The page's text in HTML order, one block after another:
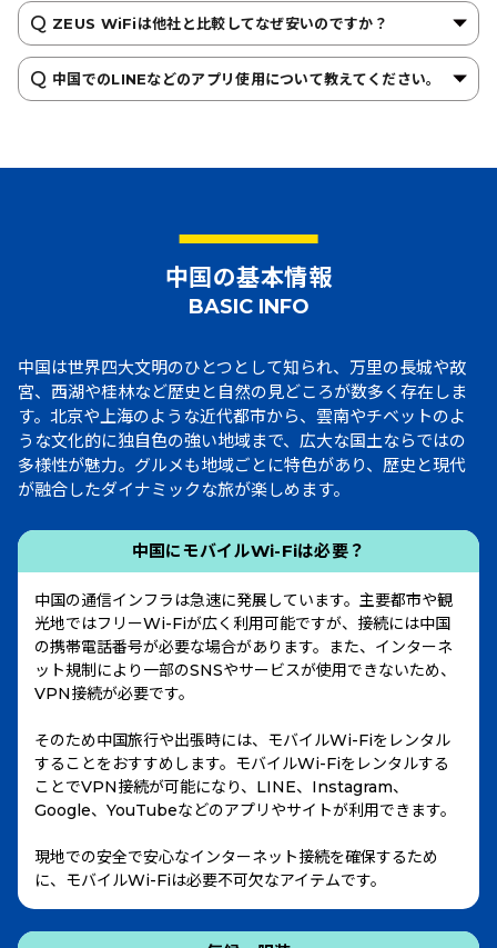
ZEUS WiFiは他社と比較してなぜ安いのですか？
中国でのLINEなどのアプリ使用について教えてください。
中国の基本情報
BASIC INFO
中国は世界四大文明のひとつとして知られ、万里の長城や故
宮、西湖や桂林など歴史と自然の見どころが数多く存在しま
す。北京や上海のような近代都市から、雲南やチベットのよ
うな文化的に独自色の強い地域まで、広大な国土ならではの
多様性が魅力。グルメも地域ごとに特色があり、歴史と現代
が融合したダイナミックな旅が楽しめます。
中国にモバイルWi-Fiは必要？
中国の通信インフラは急速に発展しています。主要都市や観
光地ではフリーWi-Fiが広く利用可能ですが、接続には中国
の携帯電話番号が必要な場合があります。また、インターネ
ット規制により一部のSNSやサービスが使用できないため、
VPN接続が必要です。
そのため中国旅行や出張時には、モバイルWi-Fiをレンタル
することをおすすめします。モバイルWi-Fiをレンタルする
ことでVPN接続が可能になり、LINE、Instagram、
Google、YouTubeなどのアプリやサイトが利用できます。
現地での安全で安心なインターネット接続を確保するため
に、モバイルWi-Fiは必要不可欠なアイテムです。